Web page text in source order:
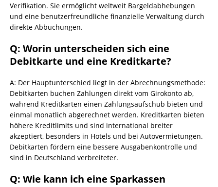
Verifikation. Sie ermöglicht weltweit Bargeldabhebungen
und eine benutzerfreundliche finanzielle Verwaltung durch
direkte Abbuchungen.
Q: Worin unterscheiden sich eine
Debitkarte und eine Kreditkarte?
A: Der Hauptunterschied liegt in der Abrechnungsmethode:
Debitkarten buchen Zahlungen direkt vom Girokonto ab,
während Kreditkarten einen Zahlungsaufschub bieten und
einmal monatlich abgerechnet werden. Kreditkarten bieten
höhere Kreditlimits und sind international breiter
akzeptiert, besonders in Hotels und bei Autovermietungen.
Debitkarten fördern eine bessere Ausgabenkontrolle und
sind in Deutschland verbreiteter.
Q: Wie kann ich eine Sparkassen